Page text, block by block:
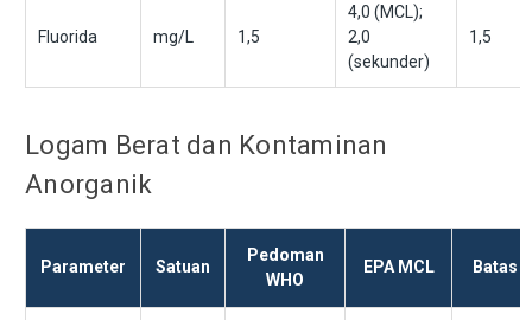
Fluorida mg/L 1,5
4,0 (MCL);
2,0
(sekunder)
1,5
Logam Berat dan Kontaminan
Anorganik
Parameter Satuan
Pedoman
WHO
EPA MCL Batas